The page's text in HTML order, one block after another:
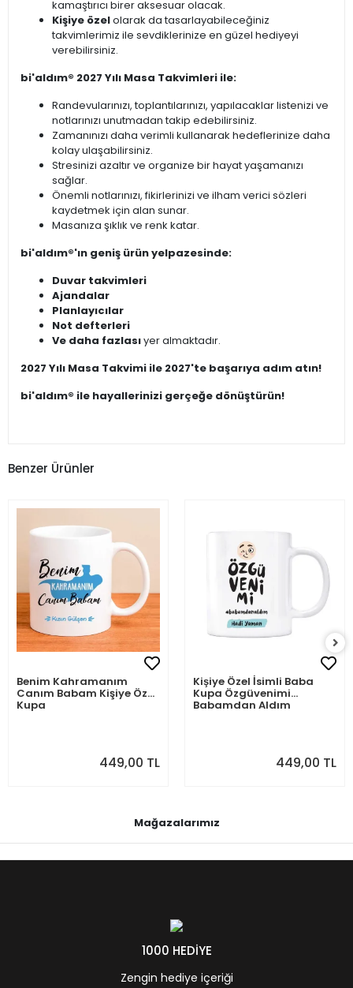
kamaştırıcı birer aksesuar olacak.
Kişiye özelolarak da tasarlayabileceğiniz
takvimlerimiz ile sevdiklerinize en güzel hediyeyi
verebilirsiniz.
bi'aldım® 2027 Yılı Masa Takvimleri ile:
Randevularınızı, toplantılarınızı, yapılacaklar listenizi ve
notlarınızı unutmadan takip edebilirsiniz.
Zamanınızı daha verimli kullanarak hedeflerinize daha
kolay ulaşabilirsiniz.
Stresinizi azaltır ve organize bir hayat yaşamanızı
sağlar.
Önemli notlarınızı, fikirlerinizi ve ilham verici sözleri
kaydetmek için alan sunar.
Masanıza şıklık ve renk katar.
bi'aldım®'ın geniş ürün yelpazesinde:
Duvar takvimleri
Ajandalar
Planlayıcılar
Not defterleri
Ve daha fazlasıyer almaktadır.
2027 Yılı Masa Takvimi ile 2027'te başarıya adım atın!
bi'aldım® ile hayallerinizi gerçeğe dönüştürün!
Benzer Ürünler
Benim Kahramanım
Canım Babam Kişiye Özel
Kupa
449,00 TL
Kişiye Özel İsimli Baba
Kupa Özgüvenimi
Babamdan Aldım
449,00 TL
Mağazalarımız
1000 HEDİYE
Zengin hediye içeriği